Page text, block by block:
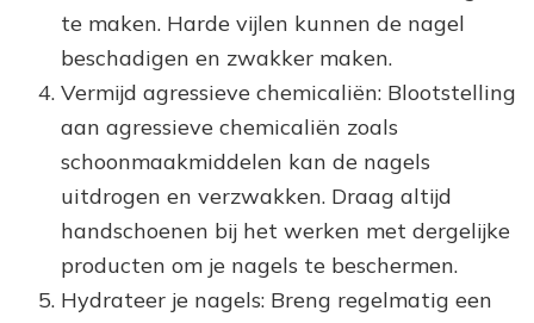
te maken. Harde vijlen kunnen de nagel
beschadigen en zwakker maken.
Vermijd agressieve chemicaliën: Blootstelling
aan agressieve chemicaliën zoals
schoonmaakmiddelen kan de nagels
uitdrogen en verzwakken. Draag altijd
handschoenen bij het werken met dergelijke
producten om je nagels te beschermen.
Hydrateer je nagels: Breng regelmatig een